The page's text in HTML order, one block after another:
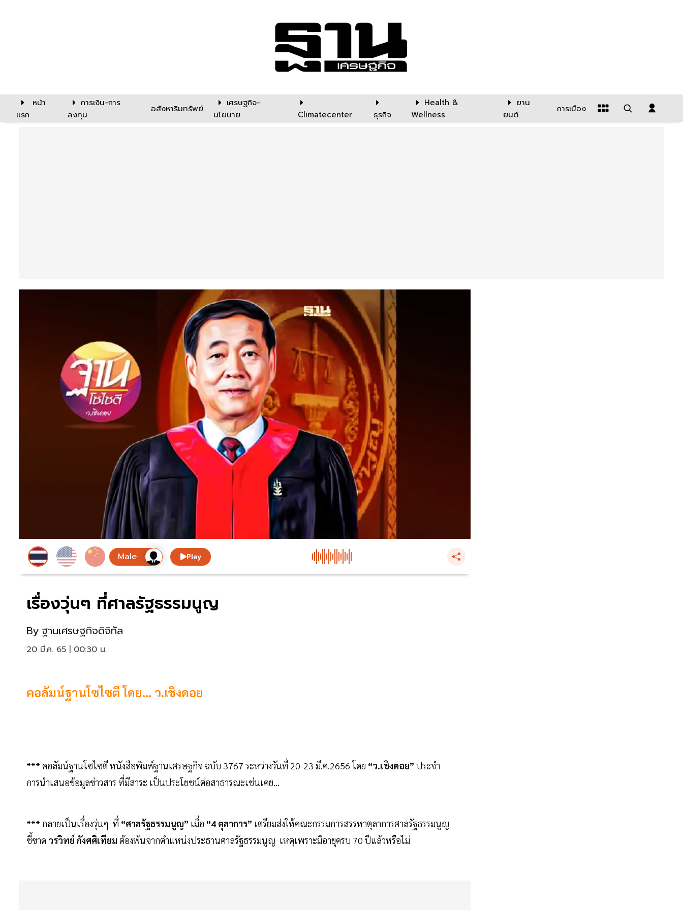
หน้า
แรก
การเงิน-การ
ลงทุน
อสังหาริมทรัพย์
เศรษฐกิจ-
นโยบาย
Climatecenter ธุรกิจ
Health &
Wellness
ยาน
ยนต์
การเมือง
Play
เรื่องวุ่นๆ ที่ศาลรัฐธรรมนูญ
By ฐานเศรษฐกิจดิจิทัล
20 มี.ค. 65 | 00:30 น.
คอลัมน์ฐานโซไซตี โดย... ว.เชิงดอย
*** คอลัมน์ฐานโซไซตี หนังสือพิมพ์ฐานเศรษฐกิจ ฉบับ 3767 ระหว่างวันที่ 20-23 มี.ค.2656 โดย “ว.เชิงดอย” ประจำ
การนำเสนอข้อมูลข่าวสาร ที่มีสาระ เป็นประโยชน์ต่อสาธารณะเช่นเคย...
*** กลายเป็นเรื่องวุ่นๆ ที่ “ศาลรัฐธรรมนูญ” เมื่อ “4 ตุลาการ” เตรียมส่งให้คณะกรรมการสรรหาตุลาการศาลรัฐธรรมนูญ
ชี้ขาด วรวิทย์ กังศศิเทียม ต้องพ้นจากตำแหน่งประธานศาลรัฐธรรมนูญ เหตุเพราะมีอายุครบ 70 ปีแล้วหรือไม่